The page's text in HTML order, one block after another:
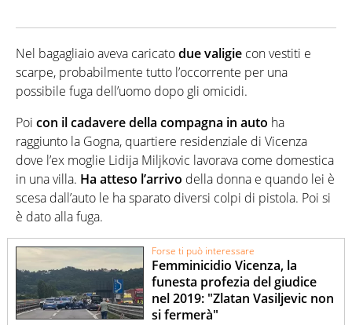
Nel bagagliaio aveva caricatodue valigie con vestiti e
scarpe, probabilmente tutto l’occorrente per una
possibile fuga dell’uomo dopo gli omicidi.
Poi con il cadavere della compagna in auto ha
raggiunto la Gogna, quartiere residenziale di Vicenza
dove l’ex moglie Lidija Miljkovic lavorava come domestica
in una villa. Ha atteso l’arrivo della donna e quando lei è
scesa dall’auto le ha sparato diversi colpi di pistola. Poi si
è dato alla fuga.
Forse ti può interessare
Femminicidio Vicenza, la
funesta profezia del giudice
nel 2019: "Zlatan Vasiljevic non
si fermerà"